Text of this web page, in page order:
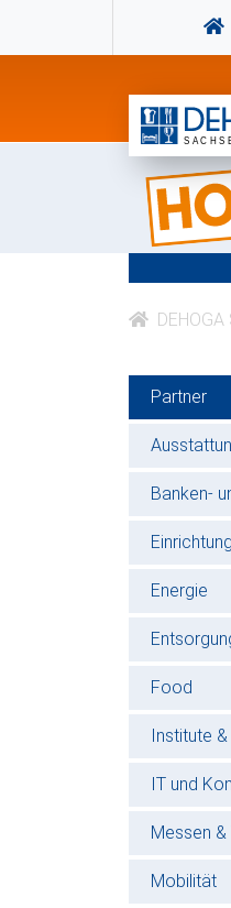
Partner
Banken-
Einrichtung
Energie
Food
Institute
IT und
Messen
Mobilität